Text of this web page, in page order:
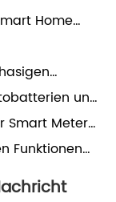
Home
und
Smart Meter
Funktionen